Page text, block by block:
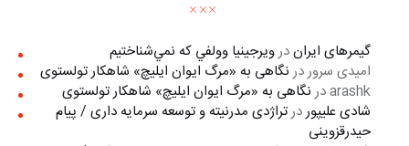
گیمرهای ایراندرويرجينيا وولفي كه نمي‌شناختيم
امیدی سروردر نگاهی به «مرگ ايوان ايليچ» شاهکار تولستوی
arashkدر نگاهی به «مرگ ايوان ايليچ» شاهکار تولستوی
شادی علیپوردرتراژدی مدرنیته و توسعه سرمایه داری / پیام
حیدرقزوینی